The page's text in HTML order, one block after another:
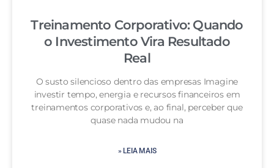
Treinamento Corporativo: Quando
o Investimento Vira Resultado
Real
O susto silencioso dentro das empresas Imagine
investir tempo, energia e recursos financeiros em
treinamentos corporativos e, ao final, perceber que
quase nada mudou na
» LEIA MAIS